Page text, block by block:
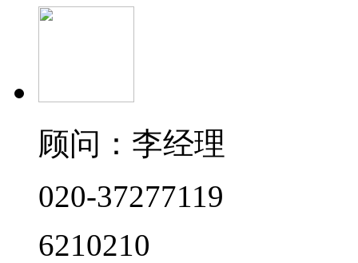
顾问：李经理
020-37277119
6210210